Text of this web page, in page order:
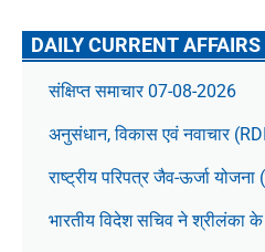
DAILY CURRENT
संक्षिप्त समाचार 07-08-2026
अनुसंधान, विकास एवं नवाचार
राष्ट्रीय परिपत्र जैव-ऊर्जा योजना
भारतीय विदेश सचिव ने श्रीलंका के